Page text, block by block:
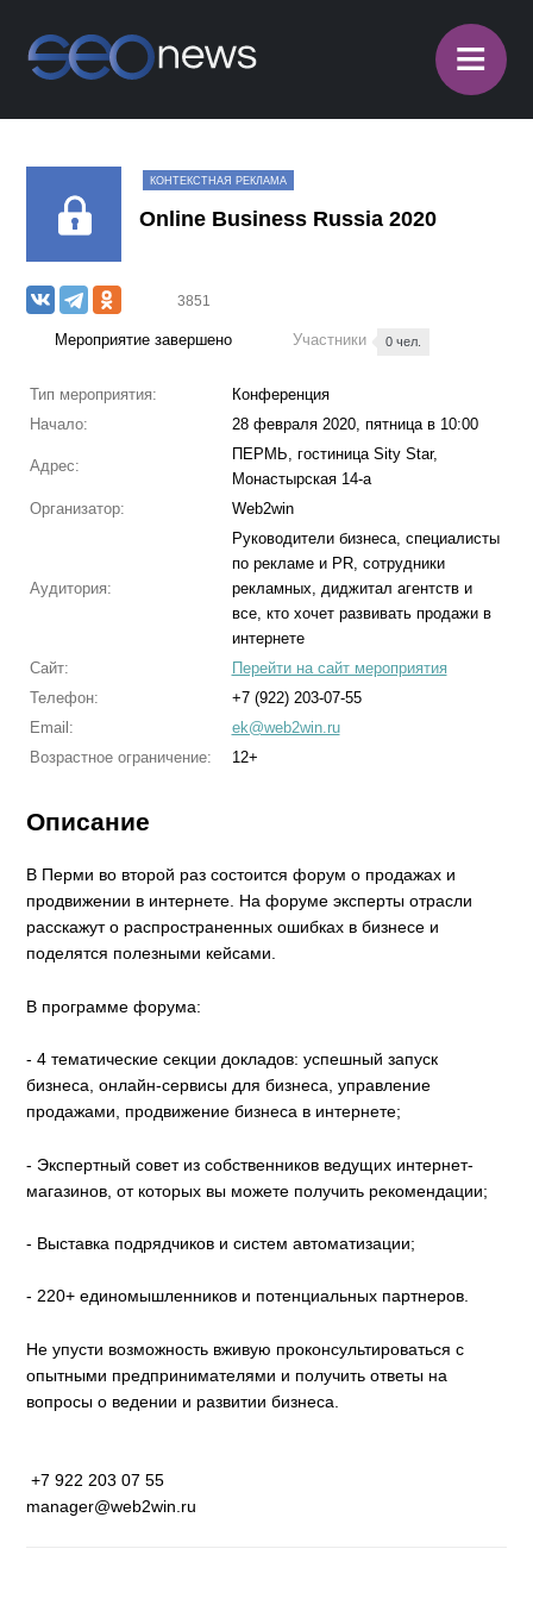
≡
КОНТЕКСТНАЯ РЕКЛАМА
Online Business Russia 2020
3851
Мероприятие завершено Участники 0 чел.
Тип мероприятия:
Конференция
Начало:
28 февраля 2020, пятница в 10:00
Адрес:
ПЕРМЬ, гостиница Sity Star,
Монастырская 14-а
Организатор:
Web2win
Аудитория:
Руководители бизнеса, специалисты
по рекламе и PR, сотрудники
рекламных, диджитал агентств и
все, кто хочет развивать продажи в
интернете
Сайт:
Перейти на сайт мероприятия
Телефон:
+7 (922) 203-07-55
Email:
ek@web2win.ru
Возрастное ограничение:
12+
Описание
В Перми во второй раз состоится форум о продажах и
продвижении в интернете. На форуме эксперты отрасли
расскажут о распространенных ошибках в бизнесе и
поделятся полезными кейсами.
В программе форума:
- 4 тематические секции докладов: успешный запуск
бизнеса, онлайн-сервисы для бизнеса, управление
продажами, продвижение бизнеса в интернете;
- Экспертный совет из собственников ведущих интернет-
магазинов, от которых вы можете получить рекомендации;
- Выставка подрядчиков и систем автоматизации;
- 220+ единомышленников и потенциальных партнеров.
Не упусти возможность вживую проконсультироваться с
опытными предпринимателями и получить ответы на
вопросы о ведении и развитии бизнеса.
+7 922 203 07 55
manager@web2win.ru